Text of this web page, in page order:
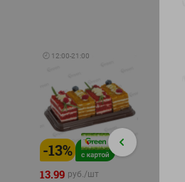
🕘 12:00-21:00
-13%
13.99 руб./шт